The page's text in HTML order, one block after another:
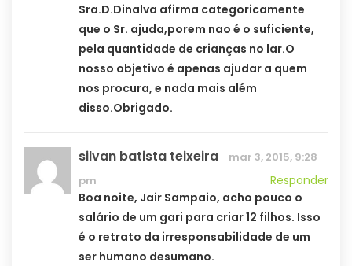
Sra.D.Dinalva afirma categoricamente
que o Sr. ajuda,porem nao é o suficiente,
pela quantidade de crianças no lar.O
nosso objetivo é apenas ajudar a quem
nos procura, e nada mais além
disso.Obrigado.
silvan batista teixeira
mar 3, 2015, 9:28
pm
Responder
Boa noite, Jair Sampaio, acho pouco o
salário de um gari para criar 12 filhos. Isso
é o retrato da irresponsabilidade de um
ser humano desumano.